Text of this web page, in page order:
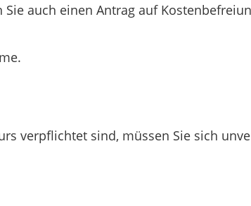
auch einen Antrag auf
verpflichtet sind, müssen Sie sich